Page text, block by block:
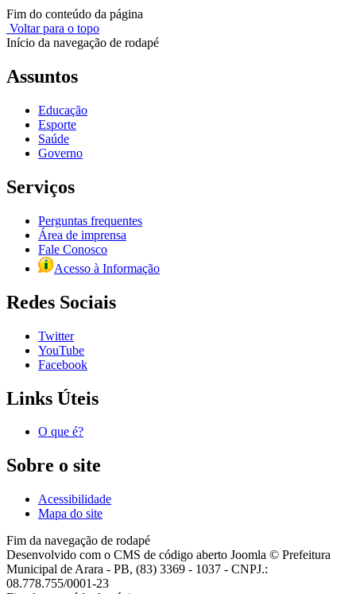
Fim do conteúdo da página
Voltar para o topo
Início da navegação de rodapé
Assuntos
Educação
Esporte
Saúde
Governo
Serviços
Perguntas frequentes
Área de imprensa
Fale Conosco
Acesso à Informação
Redes Sociais
Twitter
YouTube
Facebook
Links Úteis
O que é?
Sobre o site
Acessibilidade
Mapa do site
Fim da navegação de rodapé
Desenvolvido com o CMS de código aberto Joomla © Prefeitura
Municipal de Arara - PB, (83) 3369 - 1037 - CNPJ.:
08.778.755/0001-23